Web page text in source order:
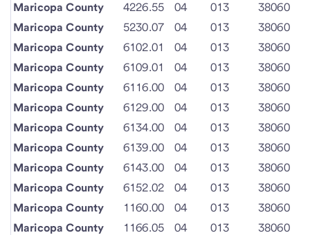
Maricopa County 4226.55 04 013
38060
Maricopa County
5230.07 04 013
38060
Maricopa County
6102.01 04 013
38060
Maricopa County
6109.01 04 013
38060
Maricopa County
6116.00 04 013
38060
Maricopa County
6129.00 04 013
38060
Maricopa County
6134.00 04 013
38060
Maricopa County
6139.00 04 013
38060
Maricopa County
6143.00 04 013
38060
Maricopa County
6152.02 04 013
38060
Maricopa County
1160.00 04 013
38060
Maricopa County
1166.05 04 013
38060